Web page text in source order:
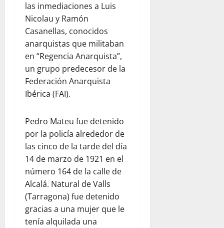
las inmediaciones a Luis
Nicolau y Ramón
Casanellas, conocidos
anarquistas que militaban
en “Regencia Anarquista”,
un grupo predecesor de la
Federación Anarquista
Ibérica (FAI).
Pedro Mateu fue detenido
por la policía alrededor de
las cinco de la tarde del día
14 de marzo de 1921 en el
número 164 de la calle de
Alcalá. Natural de Valls
(Tarragona) fue detenido
gracias a una mujer que le
tenía alquilada una